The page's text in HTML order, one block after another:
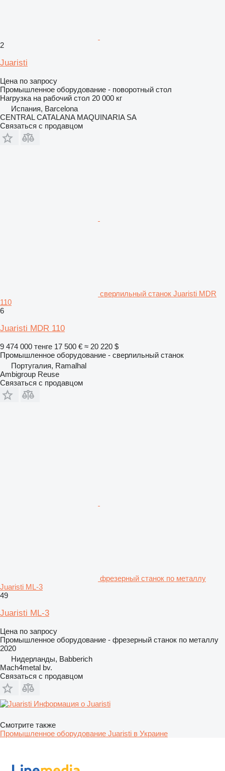
2
Juaristi
Цена по запросу
Промышленное оборудование - поворотный стол
Нагрузка на рабочий стол 20 000 кг
Испания, Barcelona
CENTRAL CATALANA MAQUINARIA SA
Связаться с продавцом
сверлильный станок Juaristi MDR
110
6
Juaristi MDR 110
9 474 000 тенге 17 500 € ≈ 20 220 $
Промышленное оборудование - сверлильный станок
Португалия, Ramalhal
Ambigroup Reuse
Связаться с продавцом
фрезерный станок по металлу
Juaristi ML-3
49
Juaristi ML-3
Цена по запросу
Промышленное оборудование - фрезерный станок по металлу
2020
Нидерланды, Babberich
Mach4metal bv.
Связаться с продавцом
Информация о Juaristi
Смотрите также
Промышленное оборудование Juaristi в Украине